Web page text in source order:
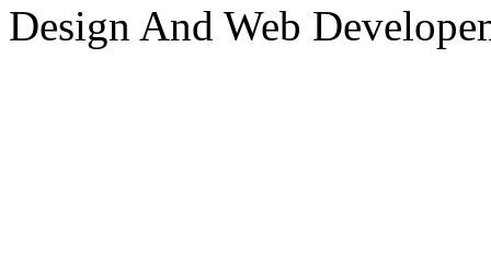
Design And Web